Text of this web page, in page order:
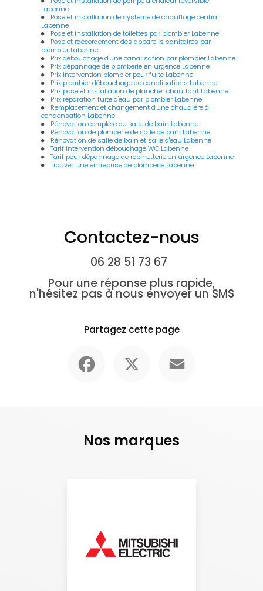
Labenne
Pose et installation de système de chauffage central
Labenne
Pose et installation de toilettes par plombier Labenne
Pose et raccordement des appareils sanitaires par
plombier Labenne
Prix débouchage d'une canalisation par plombier Labenne
Prix dépannage de plomberie en urgence Labenne
Prix intervention plombier pour fuite Labenne
Prix plombier débouchage de canalisations Labenne
Prix pose et installation de plancher chauffant Labenne
Prix réparation fuite d'eau par plombier Labenne
Remplacement et changement d'une chaudière à
condensation Labenne
Rénovation complète de salle de bain Labenne
Rénovation de plomberie de salle de bain Labenne
Rénovation de salle de bain et salle d'eau Labenne
Tarif intervention débouchage WC Labenne
Tarif pour dépannage de robinetterie en urgence Labenne
Trouver une entreprise de plomberie Labenne
Contactez-nous
06 28 51 73 67
Pour une réponse plus rapide,
n'hésitez pas à nous envoyer un SMS
Partagez cette page
Nos marques